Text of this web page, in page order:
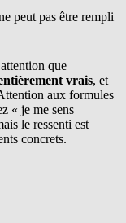
peut pas être rempli
que
vrais, et
aux formules
« je me sens
le ressenti est
concrets.